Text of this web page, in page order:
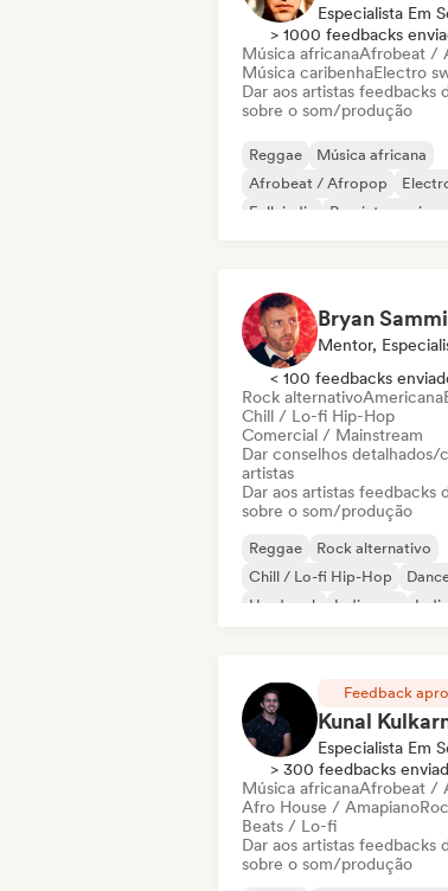
Especialista Em
> 1000 feedbacks
Música africanaAfrobeat /
Música caribenhaElectro
Dar aos artistas feedbacks
sobre o som/produção
Reggae
Música africana
Afrobeat / Afropop
Folk indie
Pop
Mentor,
< 100 feedbacks
Rock alternativoAmericana
Chill / Lo-fi Hip-Hop
Comercial / Mainstream
Dar conselhos detalhados/
artistas
Dar aos artistas feedbacks
sobre o som/produção
Reggae
Rock alternativo
Chill / Lo-fi Hip-Hop
Hard rock
Indie pop
Feedback
Kunal
Especialista Em
> 300 feedbacks
Música africanaAfrobeat /
Afro House / Amapiano
Beats / Lo-fi
Dar aos artistas feedbacks
sobre o som/produção